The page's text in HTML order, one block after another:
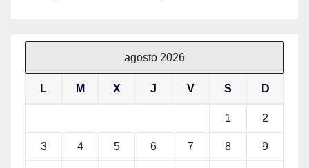
agosto 2026
L M X J V S D
1 2
3 4 5 6 7 8 9